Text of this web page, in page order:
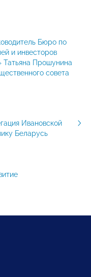
Бюро по
и инвесторов
Прошунина
совета
Ивановской
Беларусь